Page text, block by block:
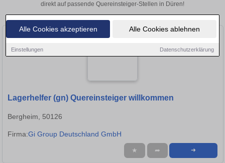
Alle Cookies akzeptieren Alle Cookies ablehnen
Einstellungen Datenschutzerklärung
direkt auf passende Quereinsteiger-Stellen in Düren!
Lagerhelfer (gn) Quereinsteiger willkommen
Bergheim, 50126
Firma:Gi Group Deutschland GmbH
★ ➦ ➜